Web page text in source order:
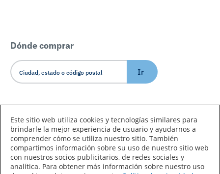
Dónde comprar
Ir
Este sitio web utiliza cookies y tecnologías similares para
brindarle la mejor experiencia de usuario y ayudarnos a
comprender cómo se utiliza nuestro sitio. También
compartimos información sobre su uso de nuestro sitio web
con nuestros socios publicitarios, de redes sociales y
analítica. Para obtener más información sobre nuestro uso